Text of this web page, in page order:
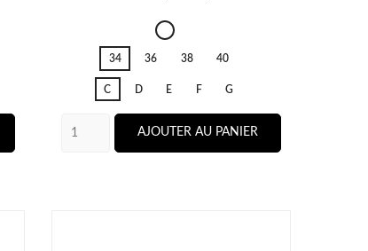
Dalice
34 36 38 40
C D E F G
AJOUTER AU PANIER